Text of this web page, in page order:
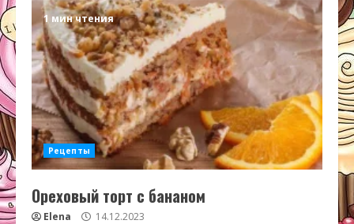
1 мин чтения
Рецепты
Ореховый торт с бананом
Elena 14.12.2023